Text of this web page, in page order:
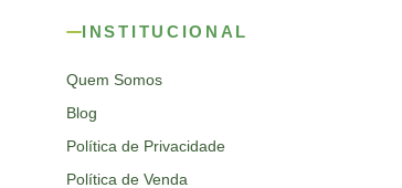
INSTITUCIONAL
Quem Somos
Blog
Política de Privacidade
Política de Venda